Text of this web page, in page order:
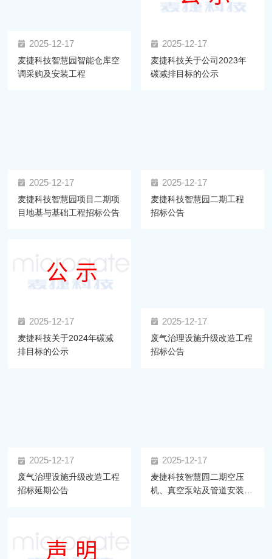
2025-12-17
麦捷科技智慧园智能仓库空
调采购及安装工程
2025-12-17
麦捷科技关于公司2023年
碳减排目标的公示
2025-12-17
麦捷科技智慧园项目二期项
目地基与基础工程招标公告
2025-12-17
麦捷科技智慧园二期工程
招标公告
2025-12-17
麦捷科技关于2024年碳减
排目标的公示
2025-12-17
废气治理设施升级改造工程
招标公告
2025-12-17
废气治理设施升级改造工程
招标延期公告
2025-12-17
麦捷科技智慧园二期空压
机、真空泵站及管道安装工